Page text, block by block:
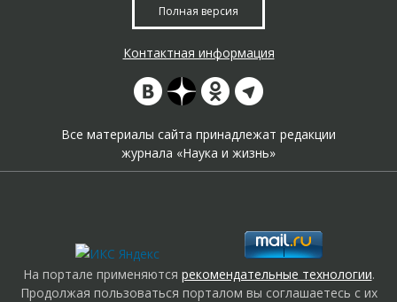
Полная версия
Контактная информация
Все материалы сайта принадлежат редакции
журнала «Наука и жизнь»
На портале применяются рекомендательные технологии.
Продолжая пользоваться порталом вы соглашаетесь с их